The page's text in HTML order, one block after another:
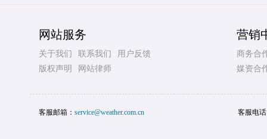
网站服务
关于我们 联系我们
用户反馈
版权声明
网站律师
营销
商务合
媒资合
客服邮箱： service@weather.com.cn 客服电